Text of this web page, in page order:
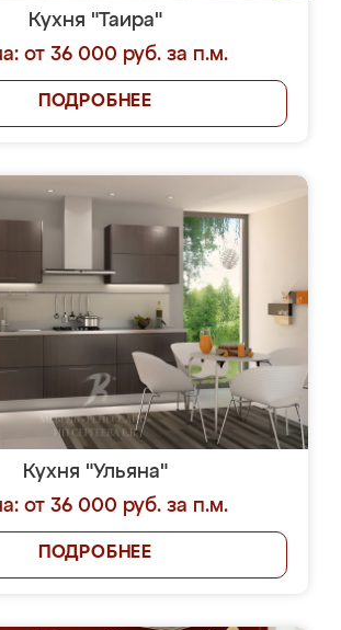
Кухня "Таира"
от 36 000 руб. за п.м.
ПОДРОБНЕЕ
Кухня "Ульяна"
от 36 000 руб. за п.м.
ПОДРОБНЕЕ